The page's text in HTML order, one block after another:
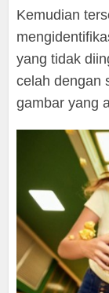
Kemudian
yang tidak
celah dengan
gambar yang